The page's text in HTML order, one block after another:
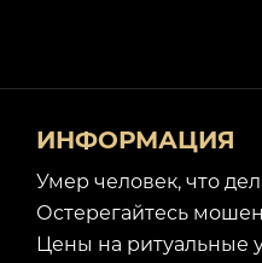
ИНФОРМАЦИЯ
Умер человек, что
Остерегайтесь
Цены на ритуальные